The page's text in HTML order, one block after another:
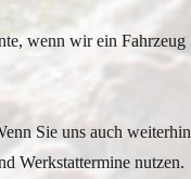
wenn wir ein Fahrzeug
Sie uns auch weiterhin
Werkstattermine nutzen.